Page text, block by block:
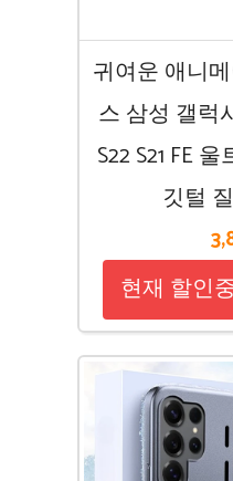
귀여운 애니
스 삼성 갤럭
S22 S21 FE
깃털
현재 할인